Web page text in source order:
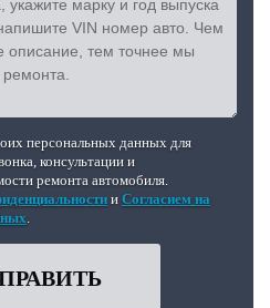
персональных данных для
консультации и
ремонта автомобиля.
и Согласием на
.